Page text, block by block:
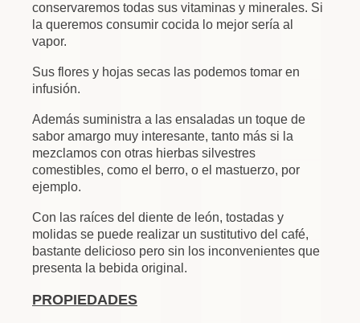
conservaremos todas sus vitaminas y minerales. Si
la queremos consumir cocida lo mejor sería al
vapor.
Sus flores y hojas secas las podemos tomar en
infusión.
Además suministra a las ensaladas un toque de
sabor amargo muy interesante, tanto más si la
mezclamos con otras hierbas silvestres
comestibles, como el berro, o el mastuerzo, por
ejemplo.
Con las raíces del diente de león, tostadas y
molidas se puede realizar un sustitutivo del café,
bastante delicioso pero sin los inconvenientes que
presenta la bebida original.
PROPIEDADES